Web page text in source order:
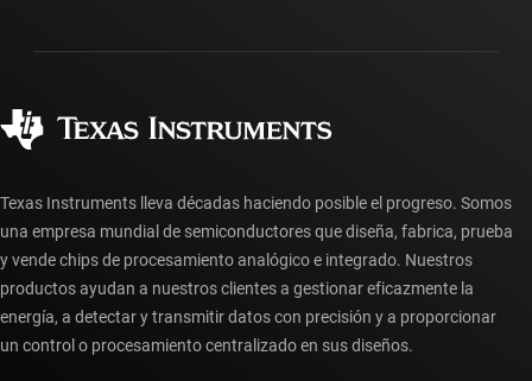
Preguntas frecuentes sobre la cuenta myTI
Preguntas frecuentes sobre pedidos
Texas Instruments lleva décadas haciendo posible el progreso. Somos
una empresa mundial de semiconductores que diseña, fabrica, prueba
y vende chips de procesamiento analógico e integrado. Nuestros
productos ayudan a nuestros clientes a gestionar eficazmente la
energía, a detectar y transmitir datos con precisión y a proporcionar
un control o procesamiento centralizado en sus diseños.